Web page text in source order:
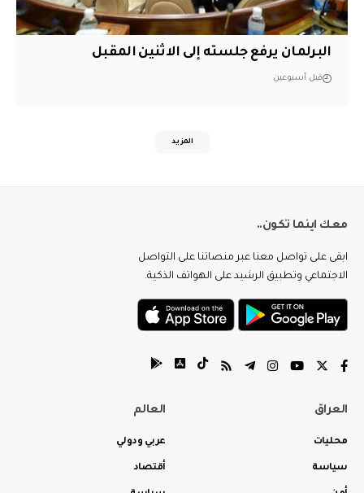
البرلمان يرفع جلسته إلى الاثنين المقبل
قبل أسبوعين
المزيد
معك اينما تكون..
ابقى على تواصل معنا عبر منصاتنا على التواصل
الاجتماعي وتطبيق الرشيد على الهواتف الذكية.
العراق
محليات
سياسة
العالم
عربي ودولي
أقتصاد